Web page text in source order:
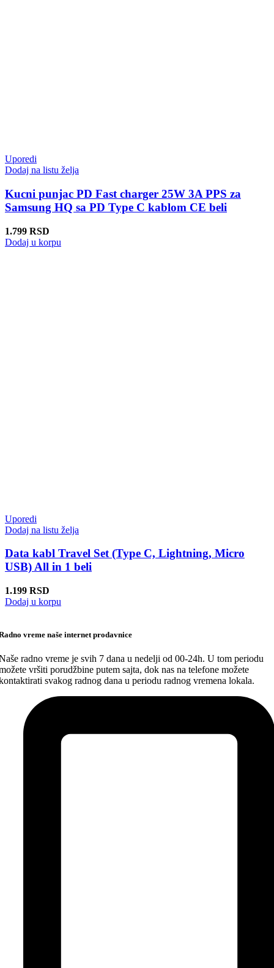
Uporedi
Dodaj na listu želja
Kucni punjac PD Fast charger 25W 3A PPS za
Samsung HQ sa PD Type C kablom CE beli
1.799 RSD
Dodaj u korpu
Uporedi
Dodaj na listu želja
Data kabl Travel Set (Type C, Lightning, Micro
USB) All in 1 beli
1.199 RSD
Dodaj u korpu
vreme naše internet prodavnice
radno vreme je svih 7 dana u nedelji od 00-24h. U tom periodu
vršiti porudžbine putem sajta, dok nas na telefone možete
svakog radnog dana u periodu radnog vremena lokala.